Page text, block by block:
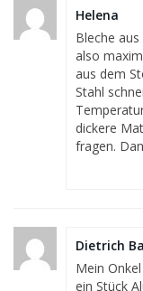
Helena
Bleche
also
aus dem
Stahl
dickere
fragen.
Dietrich
Mein
ein Stück